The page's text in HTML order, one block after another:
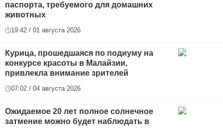
паспорта, требуемого для домашних
животных
19:42 / 01 августа 2026
Курица, прошедшаяся по подиуму на
конкурсе красоты в Малайзии,
привлекла внимание зрителей
07:02 / 04 августа 2026
Ожидаемое 20 лет полное солнечное
затмение можно будет наблюдать в